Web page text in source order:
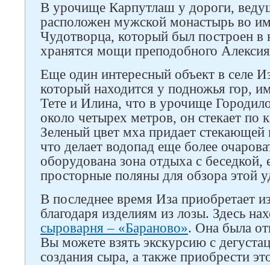
В урочище Карпутлаш у дороги,
расположен мужской монастырь во
Чудотворца, который был построен в
хранятся мощи преподобного
Еще один интересный объект в селе
который находится у подножья гор,
Тете и Илина, что в урочище
около четырех метров, он стекает
Зеленый цвет мха придает
что делает водопад еще более
оборудована зона отдыха с беседкой,
просторные поляны для обзора этой
В последнее время Иза приобретает
благодаря изделиям из лозы. Здесь
сыроварня – «Бараново». Она была
Вы можете взять экскурсию с
создания сыра, а также приобрести